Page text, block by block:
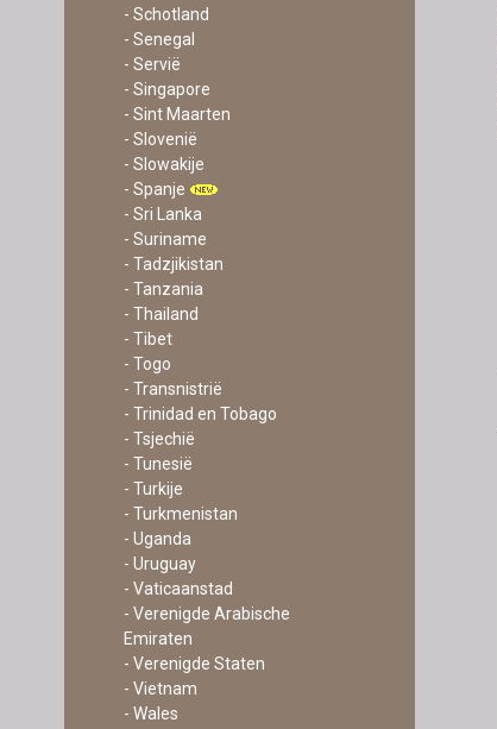
- Schotland
- Senegal
- Servië
- Singapore
- Sint Maarten
- Slovenië
- Slowakije
- Spanje
- Sri Lanka
- Suriname
- Tadzjikistan
- Tanzania
- Thailand
- Tibet
- Togo
- Transnistrië
- Trinidad en Tobago
- Tsjechië
- Tunesië
- Turkije
- Turkmenistan
- Uganda
- Uruguay
- Vaticaanstad
- Verenigde Arabische
Emiraten
- Verenigde Staten
- Vietnam
- Wales